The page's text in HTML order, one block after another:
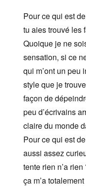
Pour ce qui est
tu aies trouvé les
Quoique je ne
sensation, si ce
qui m’ont un peu
style que je
façon de
peu d’écrivains
claire du monde
Pour ce qui est
aussi assez
tente rien n’a
ça m’a